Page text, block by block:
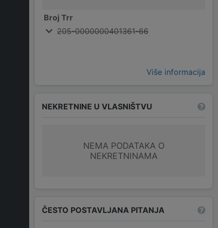
Broj Trr
205-0000000401361-66
Više informacija
NEKRETNINE U VLASNIŠTVU
NEMA PODATAKA O
NEKRETNINAMA
ČESTO POSTAVLJANA PITANJA